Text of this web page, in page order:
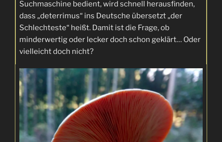
Suchmaschine bedient, wird schnell herausfinden,
dass „deterrimus“ ins Deutsche übersetzt „der
Schlechteste“ heißt. Damit ist die Frage, ob
minderwertig oder lecker doch schon geklärt… Oder
vielleicht doch nicht?